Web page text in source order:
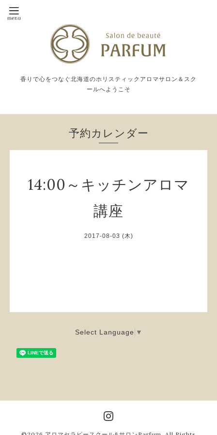
香りで心をつなぐ北海道のホリスティックアロマサロン＆スク
ールへようこそ
予約カレンダー
14:00～キッチンアロマ
講座
2017-08-03 (木)
Select Language ▼